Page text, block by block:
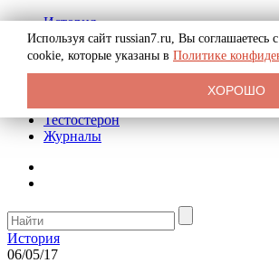
История
Биография
Криминал
Реклама на сайте
Тестостерон
Журналы
История
06/05/17
Используя сайт russian7.ru, Вы соглашаетесь
cookie, которые указаны в Политике
ХОРОШО